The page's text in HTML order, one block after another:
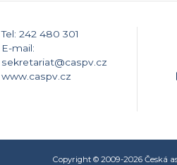
Tel: 242 480 301
E-mail:
sekretariat@caspv.cz
www.caspv.cz
Copyright © 2009-2026 Česká